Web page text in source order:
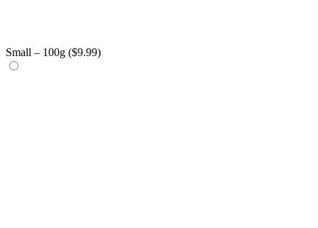
Small – 100g ($9.99)